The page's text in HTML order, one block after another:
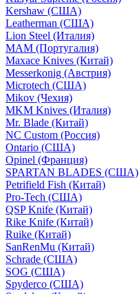
Kershaw (США)
Leatherman (США)
Lion Steel (Италия)
MAM (Португалия)
Maxace Knives (Китай)
Messerkonig (Австрия)
Microtech (США)
Mikov (Чехия)
MKM Knives (Италия)
Mr. Blade (Китай)
NC Custom (Россия)
Ontario (США)
Opinel (Франция)
SPARTAN BLADES (США)
Petrifield Fish (Китай)
Pro-Tech (США)
QSP Knife (Китай)
Rike Knife (Китай)
Ruike (Китай)
SanRenMu (Китай)
Schrade (США)
SOG (США)
Spyderco (США)